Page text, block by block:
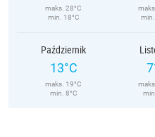
maks. 28°C
min. 18°C
min.
Październik
13°C
maks. 19°C
min. 8°C